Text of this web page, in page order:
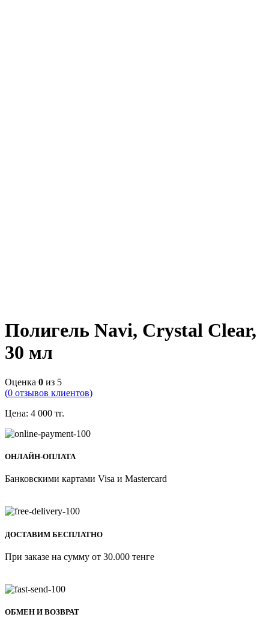
Полигель Navi, Crystal Clear,
30 мл
Оценка 0 из 5
(0 отзывов клиентов)
Цена: 4 000 тг.
ОНЛАЙН-ОПЛАТА
Банковскими картами Visa и Mastercard
ДОСТАВИМ БЕСПЛАТНО
При заказе на сумму от 30.000 тенге
ОБМЕН И ВОЗВРАТ